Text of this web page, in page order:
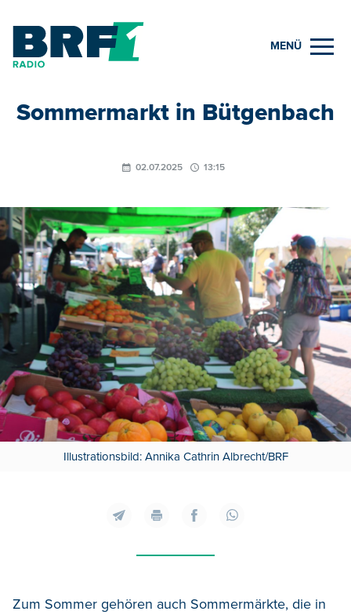
MENÜ
Sommermarkt in Bütgenbach
02.07.2025 13:15
Illustrationsbild: Annika Cathrin Albrecht/BRF
Zum Sommer gehören auch Sommermärkte, die in